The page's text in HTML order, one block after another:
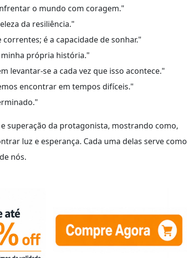
o mundo com coragem."
da resiliência."
é a capacidade de sonhar."
minha própria história."
levantar-se a cada vez que isso acontece."
encontrar em tempos difíceis."
superação da protagonista, mostrando como,
luz e esperança. Cada uma delas serve como
nós.